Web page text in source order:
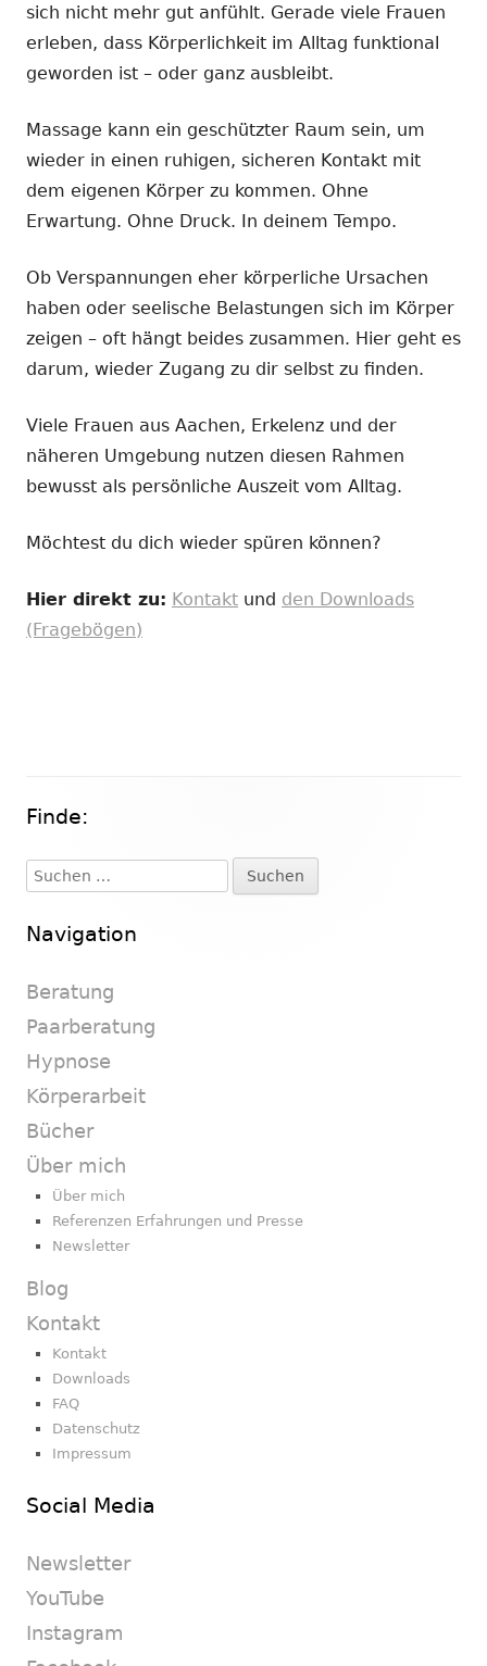
sich nicht mehr gut anfühlt. Gerade viele Frauen
erleben, dass Körperlichkeit im Alltag funktional
geworden ist – oder ganz ausbleibt.
Massage kann ein geschützter Raum sein, um
wieder in einen ruhigen, sicheren Kontakt mit
dem eigenen Körper zu kommen. Ohne
Erwartung. Ohne Druck. In deinem Tempo.
Ob Verspannungen eher körperliche Ursachen
haben oder seelische Belastungen sich im Körper
zeigen – oft hängt beides zusammen. Hier geht es
darum, wieder Zugang zu dir selbst zu finden.
Viele Frauen aus Aachen, Erkelenz und der
näheren Umgebung nutzen diesen Rahmen
bewusst als persönliche Auszeit vom Alltag.
Möchtest du dich wieder spüren können?
Hier direkt zu: Kontakt und den Downloads
(Fragebögen)
Haupt-
Seitenleiste
Finde:
Suchen
nach:
Navigation
Beratung
Paarberatung
Hypnose
Körperarbeit
Bücher
Über mich
Über mich
Referenzen Erfahrungen und Presse
Newsletter
Blog
Kontakt
Kontakt
Downloads
FAQ
Datenschutz
Impressum
Social Media
Newsletter
YouTube
Instagram